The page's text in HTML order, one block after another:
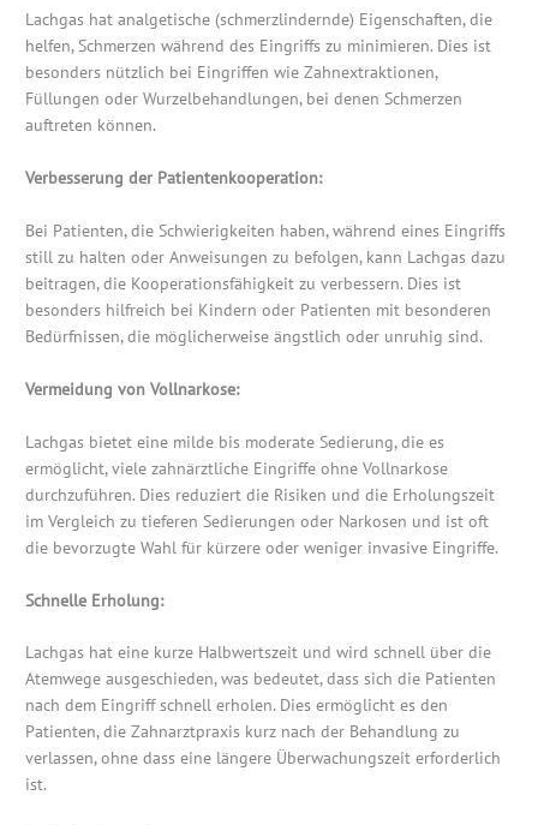
Lachgas hat analgetische (schmerzlindernde) Eigenschaften, die
helfen, Schmerzen während des Eingriffs zu minimieren. Dies ist
besonders nützlich bei Eingriffen wie Zahnextraktionen,
Füllungen oder Wurzelbehandlungen, bei denen Schmerzen
auftreten können.
Verbesserung der Patientenkooperation:
Bei Patienten, die Schwierigkeiten haben, während eines Eingriffs
still zu halten oder Anweisungen zu befolgen, kann Lachgas dazu
beitragen, die Kooperationsfähigkeit zu verbessern. Dies ist
besonders hilfreich bei Kindern oder Patienten mit besonderen
Bedürfnissen, die möglicherweise ängstlich oder unruhig sind.
Vermeidung von Vollnarkose:
Lachgas bietet eine milde bis moderate Sedierung, die es
ermöglicht, viele zahnärztliche Eingriffe ohne Vollnarkose
durchzuführen. Dies reduziert die Risiken und die Erholungszeit
im Vergleich zu tieferen Sedierungen oder Narkosen und ist oft
die bevorzugte Wahl für kürzere oder weniger invasive Eingriffe.
Schnelle Erholung:
Lachgas hat eine kurze Halbwertszeit und wird schnell über die
Atemwege ausgeschieden, was bedeutet, dass sich die Patienten
nach dem Eingriff schnell erholen. Dies ermöglicht es den
Patienten, die Zahnarztpraxis kurz nach der Behandlung zu
verlassen, ohne dass eine längere Überwachungszeit erforderlich
ist.